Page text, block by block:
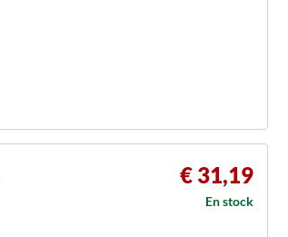
€ 31,19
En stock